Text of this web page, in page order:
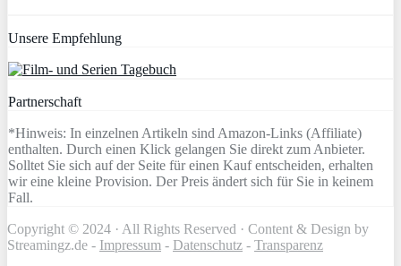
Unsere Empfehlung
Partnerschaft
*Hinweis: In einzelnen Artikeln sind Amazon-Links (Affiliate)
enthalten. Durch einen Klick gelangen Sie direkt zum Anbieter.
Solltet Sie sich auf der Seite für einen Kauf entscheiden, erhalten
wir eine kleine Provision. Der Preis ändert sich für Sie in keinem
Fall.
Copyright © 2024 · All Rights Reserved · Content & Design by
Streamingz.de - Impressum - Datenschutz - Transparenz